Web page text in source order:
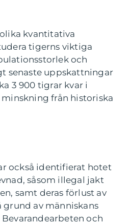
kvantitativa
tigerns viktiga
och
senaste uppskattningar
3 900 tigrar kvar i
från historiska
också identifierat hotet
såsom illegal jakt
samt deras förlust av
av människans
och